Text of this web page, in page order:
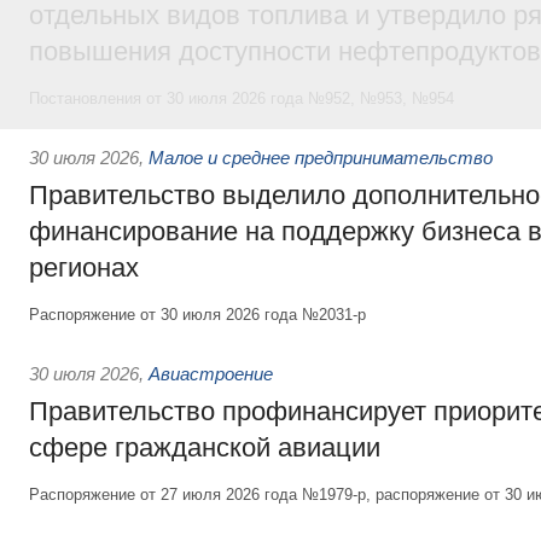
отдельных видов топлива и утвердило
повышения доступности нефтепродуктов
30 июля 2026, Малое и среднее предпринимательство
Правительство выделило
финансирование на поддержку бизнеса
регионах
Распоряжение от 30 июля 2026 года №2031-р
30 июля 2026, Авиастроение
Правительство профинансирует
сфере гражданской авиации
Распоряжение от 27 июля 2026 года №1979-р, распоряжение от 30